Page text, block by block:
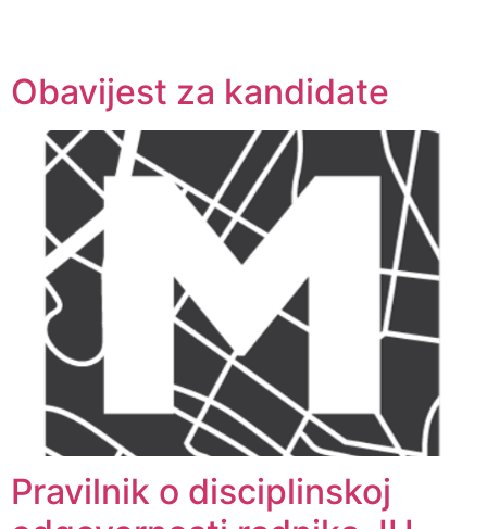
Obavijest za kandidate
Pravilnik o disciplinskoj